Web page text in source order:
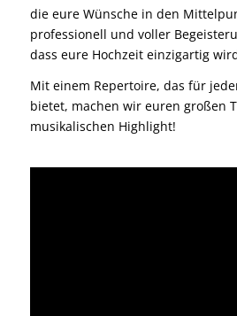
die eure Wünsche in den
professionell und voller
dass eure Hochzeit einzigartig
Mit einem Repertoire, das für
bietet, machen wir euren großen
musikalischen Highlight!